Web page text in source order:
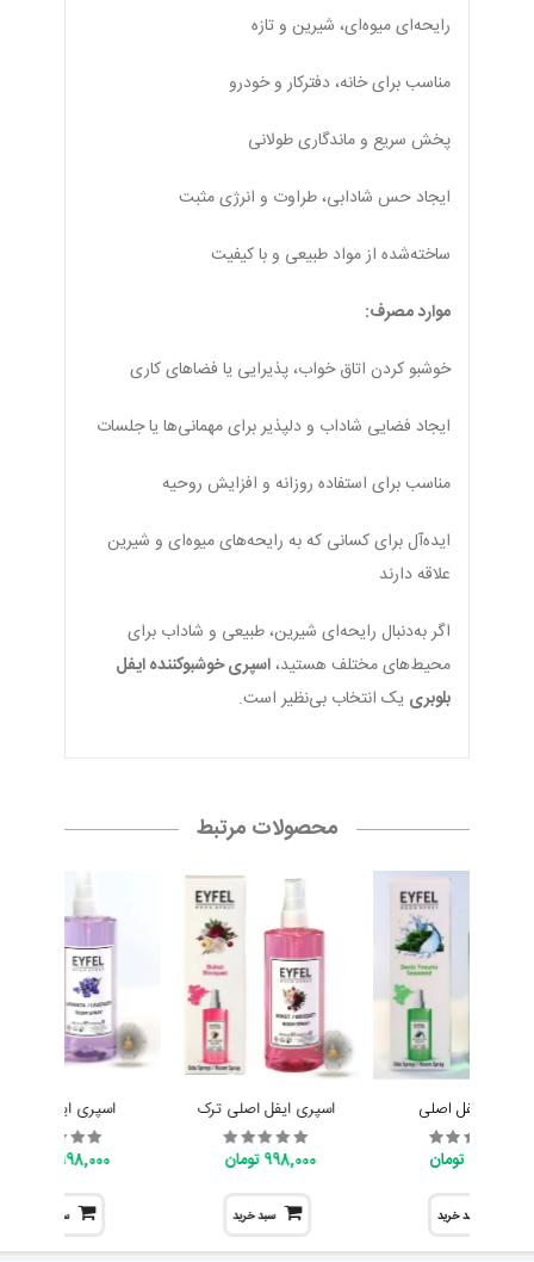
رایحه‌ای میوه‌ای، شیرین و تازه
مناسب برای خانه، دفترکار و خودرو
پخش سریع و ماندگاری طولانی
ایجاد حس شادابی، طراوت و انرژی مثبت
ساخته‌شده از مواد طبیعی و با کیفیت
موارد مصرف:
خوشبو کردن اتاق خواب، پذیرایی یا فضاهای کاری
ایجاد فضایی شاداب و دلپذیر برای مهمانی‌ها یا جلسات
مناسب برای استفاده روزانه و افزایش روحیه
ایده‌آل برای کسانی که به رایحه‌های میوه‌ای و شیرین
علاقه دارند
اگر به‌دنبال رایحه‌ای شیرین، طبیعی و شاداب برای
محیط‌های مختلف هستید، اسپری خوشبوکننده ایفل
بلوبری یک انتخاب بی‌نظیر است.
محصولات مرتبط
اسپری ایفل اصلی
سبد خرید
اسپری ایفل اصلی ترک
998,000 تومان
سبد خرید
اسپری ایفل اصلی
998,000 تومان
سبد خرید